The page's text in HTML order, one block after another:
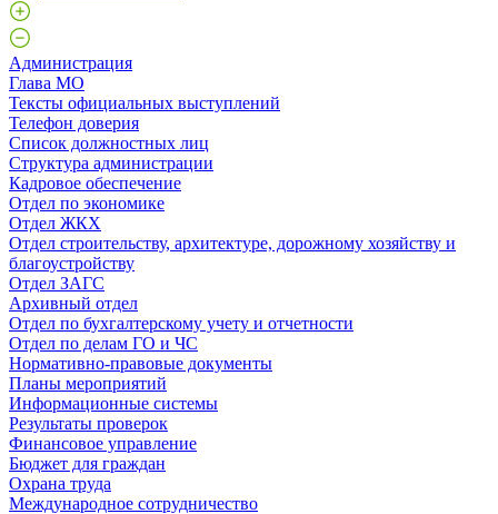
Администрация
Глава МО
Тексты официальных выступлений
Телефон доверия
Список должностных лиц
Структура администрации
Кадровое обеспечение
Отдел по экономике
Отдел ЖКХ
Отдел строительству, архитектуре, дорожному хозяйству и
благоустройству
Отдел ЗАГС
Архивный отдел
Отдел по бухгалтерскому учету и отчетности
Отдел по делам ГО и ЧС
Нормативно-правовые документы
Планы мероприятий
Информационные системы
Результаты проверок
Финансовое управление
Бюджет для граждан
Охрана труда
Международное сотрудничество